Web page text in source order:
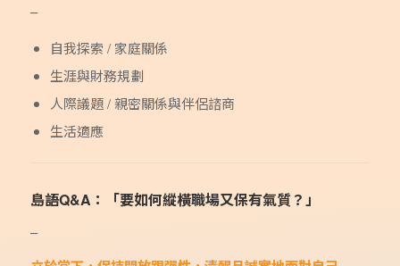
–
自我探索 / 家庭關係
生涯與財務規劃
人際議題 / 親密關係與伴侶諮商
生活適應
島語Q&A：「要如何縱橫職場又保有氣質？」
–